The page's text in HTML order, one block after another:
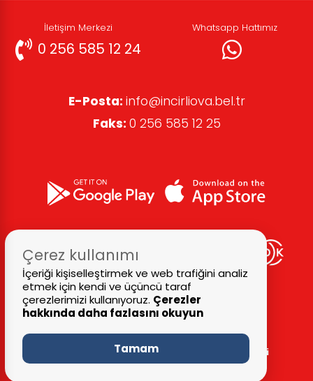
İletişim Merkezi
0 256 585 12 24
Whatsapp Hattımız
E-Posta: info@incirliova.bel.tr
Faks: 0 256 585 12 25
© 2026 Tüm Hakları Saklıdır İncirliova Belediyesi
Çerez kullanımı
İçeriği kişiselleştirmek ve web trafiğini analiz
etmek için kendi ve üçüncü taraf
çerezlerimizi kullanıyoruz. Çerezler
hakkında daha fazlasını okuyun
Tamam